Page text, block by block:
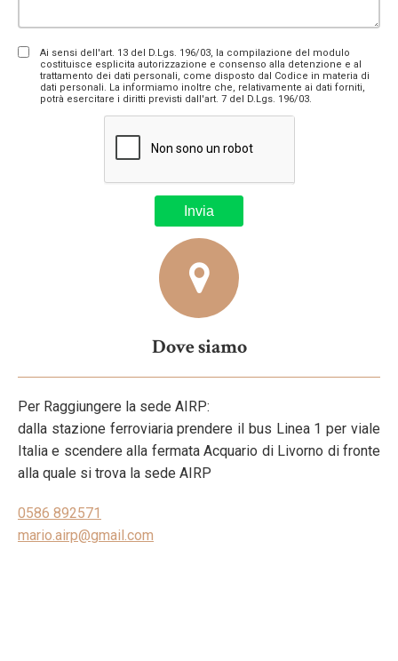
Ai sensi dell'art. 13 del D.Lgs. 196/03, la compilazione del modulo
costituisce esplicita autorizzazione e consenso alla detenzione e al
trattamento dei dati personali, come disposto dal Codice in materia di
dati personali. La informiamo inoltre che, relativamente ai dati forniti,
potrà esercitare i diritti previsti dall'art. 7 del D.Lgs. 196/03.
Dove siamo
Per Raggiungere la sede AIRP:
dalla stazione ferroviaria prendere il bus Linea 1 per viale
Italia e scendere alla fermata Acquario di Livorno di fronte
alla quale si trova la sede AIRP
0586 892571
mario.airp@gmail.com